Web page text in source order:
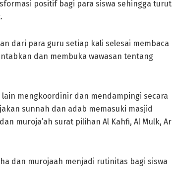
positif bagi para siswa sehingga turut
dari para guru setiap kali selesai membaca
dan membuka wawasan tentang
mengkoordinir dan mendampingi secara
sunnah dan adab memasuki masjid
muroja’ah surat pilihan Al Kahfi, Al Mulk, Ar
dan murojaah menjadi rutinitas bagi siswa